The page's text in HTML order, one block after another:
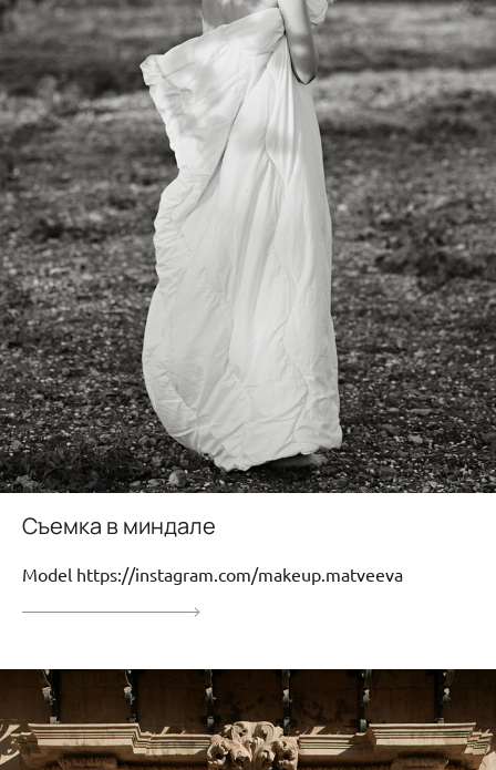
Съемка в миндале
Model https://instagram.com/makeup.matveeva